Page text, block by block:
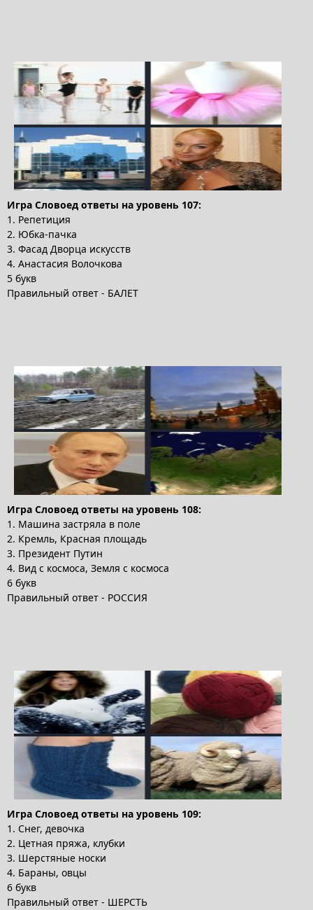
Игра Словоед ответы на уровень 107:
1. Репетиция
2. Юбка-пачка
3. Фасад Дворца искусств
4. Анастасия Волочкова
5 букв
Правильный ответ - БАЛЕТ
Игра Словоед ответы на уровень 108:
1. Машина застряла в поле
2. Кремль, Красная площадь
3. Президент Путин
4. Вид с космоса, Земля с космоса
6 букв
Правильный ответ - РОССИЯ
Игра Словоед ответы на уровень 109:
1. Снег, девочка
2. Цетная пряжа, клубки
3. Шерстяные носки
4. Бараны, овцы
6 букв
Правильный ответ - ШЕРСТЬ